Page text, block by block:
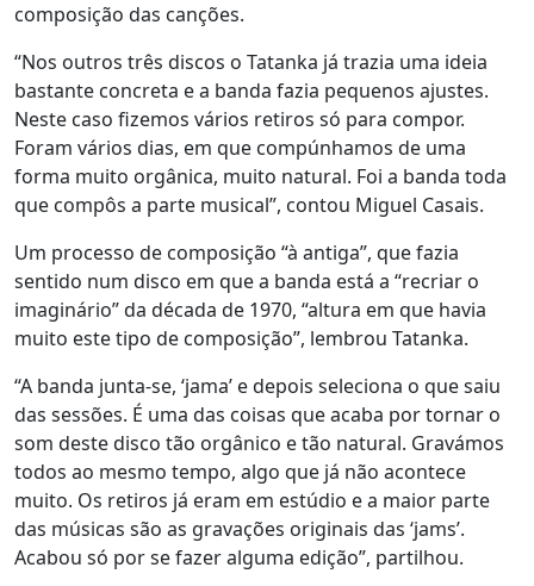
composição das canções.
“Nos outros três discos o Tatanka já trazia uma ideia
bastante concreta e a banda fazia pequenos ajustes.
Neste caso fizemos vários retiros só para compor.
Foram vários dias, em que compúnhamos de uma
forma muito orgânica, muito natural. Foi a banda toda
que compôs a parte musical”, contou Miguel Casais.
Um processo de composição “à antiga”, que fazia
sentido num disco em que a banda está a “recriar o
imaginário” da década de 1970, “altura em que havia
muito este tipo de composição”, lembrou Tatanka.
“A banda junta-se, ‘jama’ e depois seleciona o que saiu
das sessões. É uma das coisas que acaba por tornar o
som deste disco tão orgânico e tão natural. Gravámos
todos ao mesmo tempo, algo que já não acontece
muito. Os retiros já eram em estúdio e a maior parte
das músicas são as gravações originais das ‘jams’.
Acabou só por se fazer alguma edição”, partilhou.